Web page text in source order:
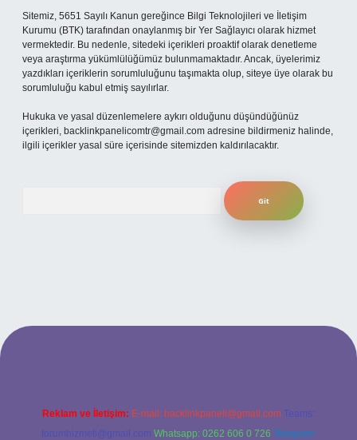
Sitemiz, 5651 Sayılı Kanun gereğince Bilgi Teknolojileri ve İletişim
Kurumu (BTK) tarafından onaylanmış bir Yer Sağlayıcı olarak hizmet
vermektedir. Bu nedenle, sitedeki içerikleri proaktif olarak denetleme
veya araştırma yükümlülüğümüz bulunmamaktadır. Ancak, üyelerimiz
yazdıkları içeriklerin sorumluluğunu taşımakta olup, siteye üye olarak bu
sorumluluğu kabul etmiş sayılırlar.
Hukuka ve yasal düzenlemelere aykırı olduğunu düşündüğünüz
içerikleri, backlinkpanelicomtr@gmail.com adresine bildirmeniz halinde,
ilgili içerikler yasal süre içerisinde sitemizden kaldırılacaktır.
mobil giriş
Reklam ve İletişim: E-mail: backlinkpaneli@gmail.com Teams:
forumhizmeti@gmail.com Whatsapp: 0262 606 0 726 Telegram: